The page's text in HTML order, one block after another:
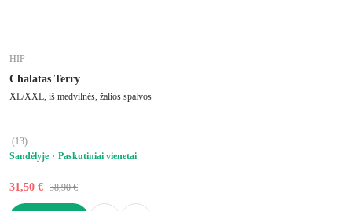
HIP
Chalatas Terry
XL/XXL, iš medvilnės, žalios spalvos
(13)
Sandėlyje
Paskutiniai vienetai
31,50 € 38,90 €